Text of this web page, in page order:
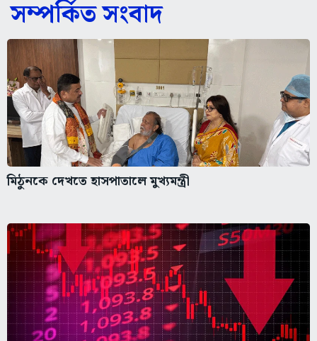
সম্পর্কিত সংবাদ
মিঠুনকে দেখতে হাসপাতালে মুখ্যমন্ত্রী